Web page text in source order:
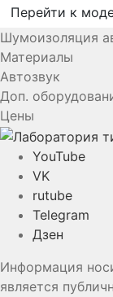
Перейти к
Шумоизоляция
Материалы
Автозвук
Доп.
Цены
YouTube
VK
rutube
Telegram
Дзен
Информация
является